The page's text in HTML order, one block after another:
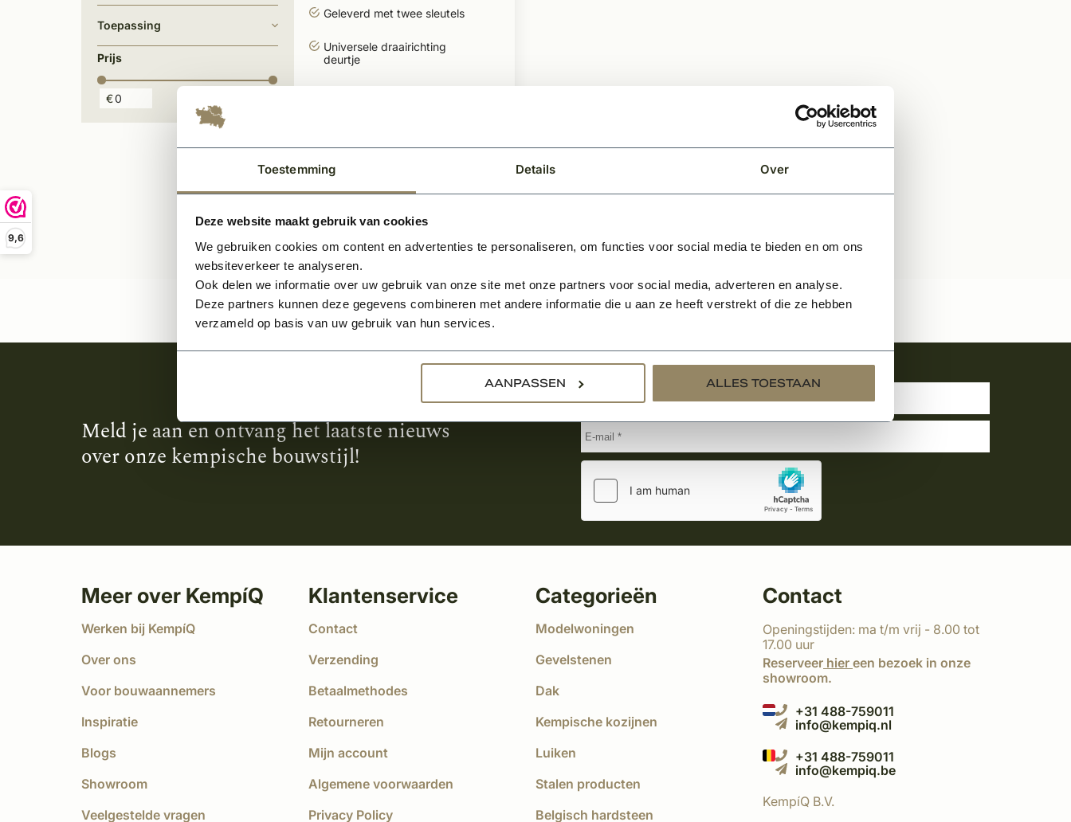
Toestemming Details Over
Deze website maakt gebruik van cookies
We gebruiken cookies om content en advertenties te personaliseren, om functies voor social media te bieden en om ons
websiteverkeer te analyseren.
Ook delen we informatie over uw gebruik van onze site met onze partners voor social media, adverteren en analyse.
Deze partners kunnen deze gegevens combineren met andere informatie die u aan ze heeft verstrekt of die ze hebben
verzameld op basis van uw gebruik van hun services.
AANPASSEN ALLES TOESTAAN
9,6
Toepassing
Prijs
€
Geleverd met twee sleutels
Universele draairichting
deurtje
Meld je aan en ontvang het laatste nieuws
over onze kempische bouwstijl!
Meer over KempíQ
Werken bij KempíQ
Over ons
Voor bouwaannemers
Inspiratie
Blogs
Showroom
Veelgestelde vragen
Klantenservice
Contact
Verzending
Betaalmethodes
Retourneren
Mijn account
Algemene voorwaarden
Privacy Policy
Categorieën
Modelwoningen
Gevelstenen
Dak
Kempische kozijnen
Luiken
Stalen producten
Belgisch hardsteen
Contact
Openingstijden: ma t/m vrij - 8.00 tot
17.00 uur
Reserveer hier een bezoek in onze
showroom.
+31 488-759011
info@kempiq.nl
+31 488-759011
info@kempiq.be
KempíQ B.V.